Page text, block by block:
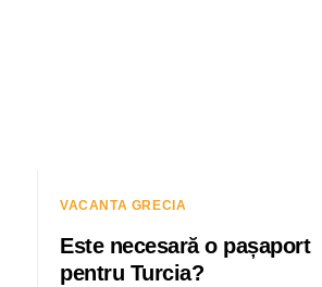
VACANTA GRECIA
Este necesară o pașaport
pentru Turcia?